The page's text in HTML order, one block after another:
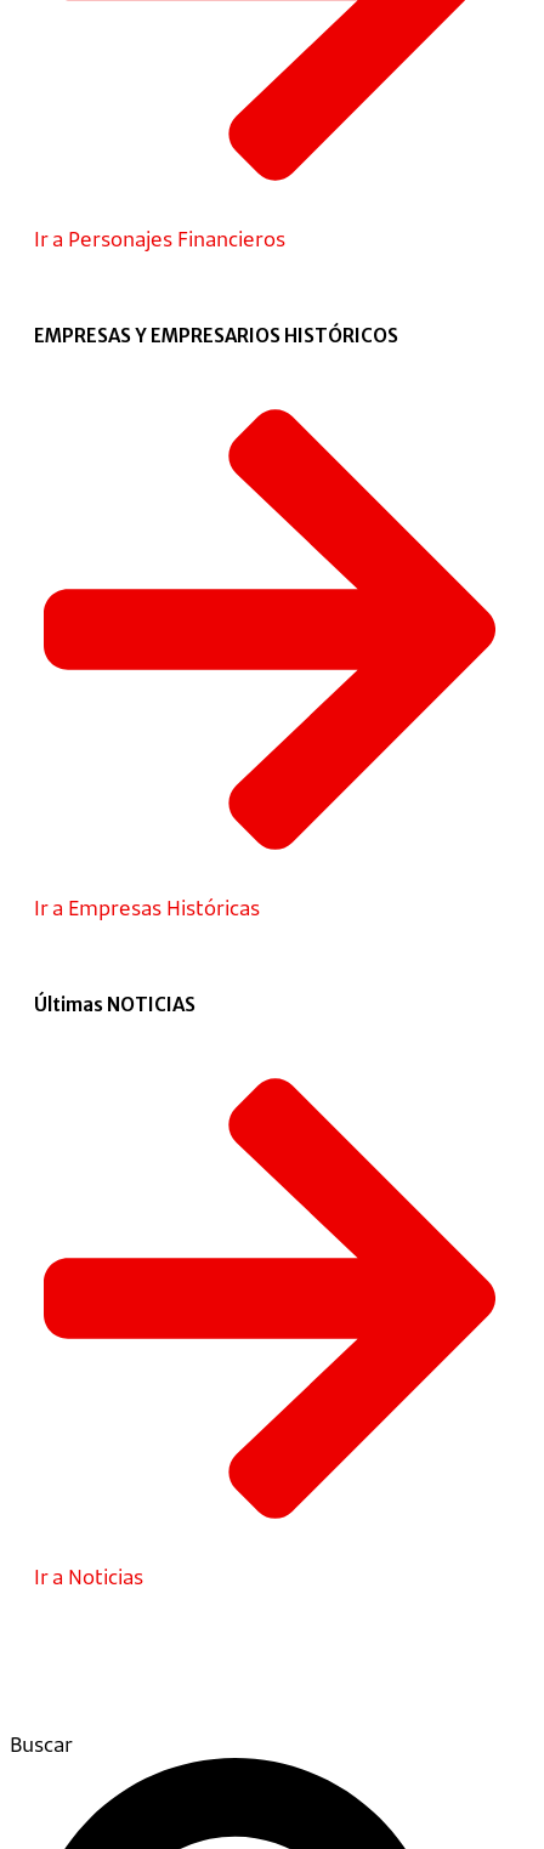
Ir a Personajes Financieros
EMPRESAS Y EMPRESARIOS HISTÓRICOS
Ir a Empresas Históricas
Últimas NOTICIAS
Ir a Noticias
Buscar